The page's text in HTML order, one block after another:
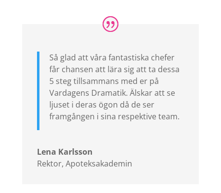
Så glad att våra fantastiska chefer
får chansen att lära sig att ta dessa
5 steg tillsammans med er på
Vardagens Dramatik. Älskar att se
ljuset i deras ögon då de ser
framgången i sina respektive team.
Lena Karlsson
Rektor, Apoteksakademin